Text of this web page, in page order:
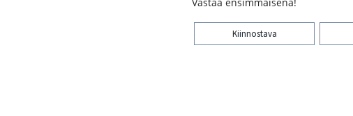
Kiinnostava